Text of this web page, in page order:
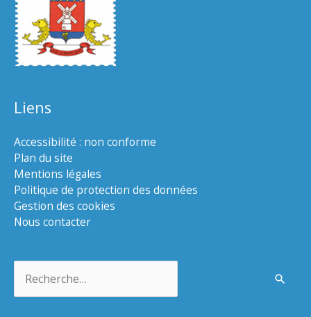
Liens
Accessibilité : non conforme
Plan du site
Mentions légales
Politique de protection des données
Gestion des cookies
Nous contacter